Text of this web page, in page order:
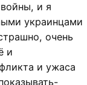
и я
украинцами
очень
и
и ужаса